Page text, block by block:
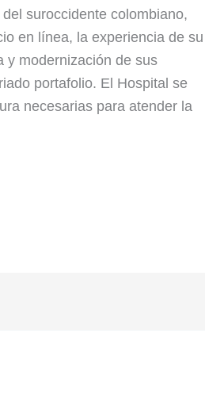
suroccidente colombiano,
en línea, la experiencia de su
y modernización de sus
portafolio. El Hospital se
necesarias para atender la